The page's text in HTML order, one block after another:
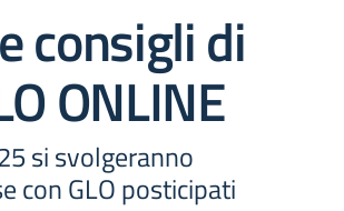
consigli di
ONLINE
si svolgeranno
con GLO posticipati